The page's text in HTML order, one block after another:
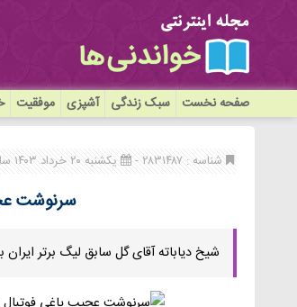
صفحه نخست سبک زندگی آشپزی موفقیت
شناسه : ۲۸۳۱۴۸۷ - یکشنبه ۲۰ خرداد ۱۴۰۳ ساعت ۱۲:۴۲
سرنوشت
شیخ دیاباته آقای گل سابق لیگ برتر